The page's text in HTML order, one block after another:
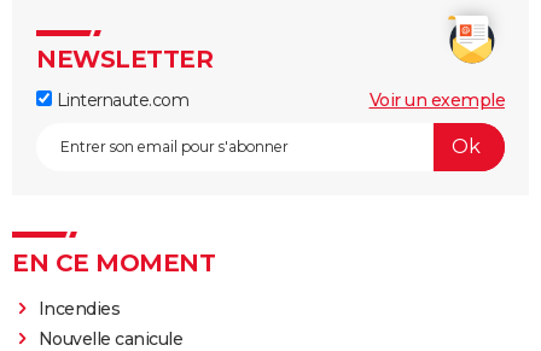
NEWSLETTER
Linternaute.com Voir un exemple
EN CE MOMENT
Incendies
Nouvelle canicule